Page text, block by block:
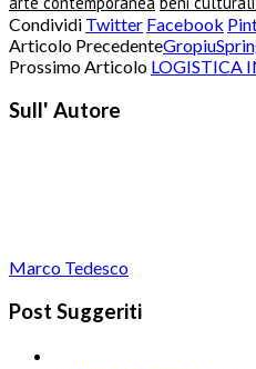
Condividi Twitter Facebook
Articolo Precedente
Prossimo Articolo LOGISTICA
Sull' Autore
Marco Tedesco
Post Suggeriti